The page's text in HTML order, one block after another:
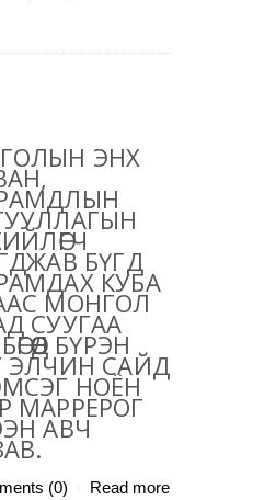
ЭНХ
БҮГД
КУБА
МОНГОЛ
СУУГАА
БҮРЭН
ЭЛЧИН САЙД
НОЁН
МАРРЕРОГ
АВЧ
(0)
Read more